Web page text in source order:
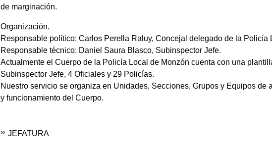
de marginación.
Organización.
Responsable político: Carlos Perella Raluy, Concejal delegado de la Policía
Responsable técnico: Daniel Saura Blasco, Subinspector Jefe.
Actualmente el Cuerpo de la Policía Local de Monzón cuenta con una
Subinspector Jefe, 4 Oficiales y 29 Policías.
Nuestro servicio se organiza en Unidades, Secciones, Grupos y Equipos de
y funcionamiento del Cuerpo.
JEFATURA